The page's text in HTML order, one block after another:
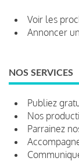
Voir les
Annoncer
NOS SERVICES
Publiez
Nos
Parrainez